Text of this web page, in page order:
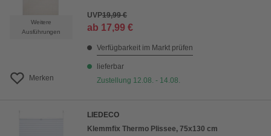
Weitere
Ausführungen
Merken
UVP19,99 €
ab 17,99 €
Verfügbarkeit im Markt prüfen
lieferbar
Zustellung 12.08. - 14.08.
LIEDECO
Klemmfix Thermo Plissee, 75x130 cm